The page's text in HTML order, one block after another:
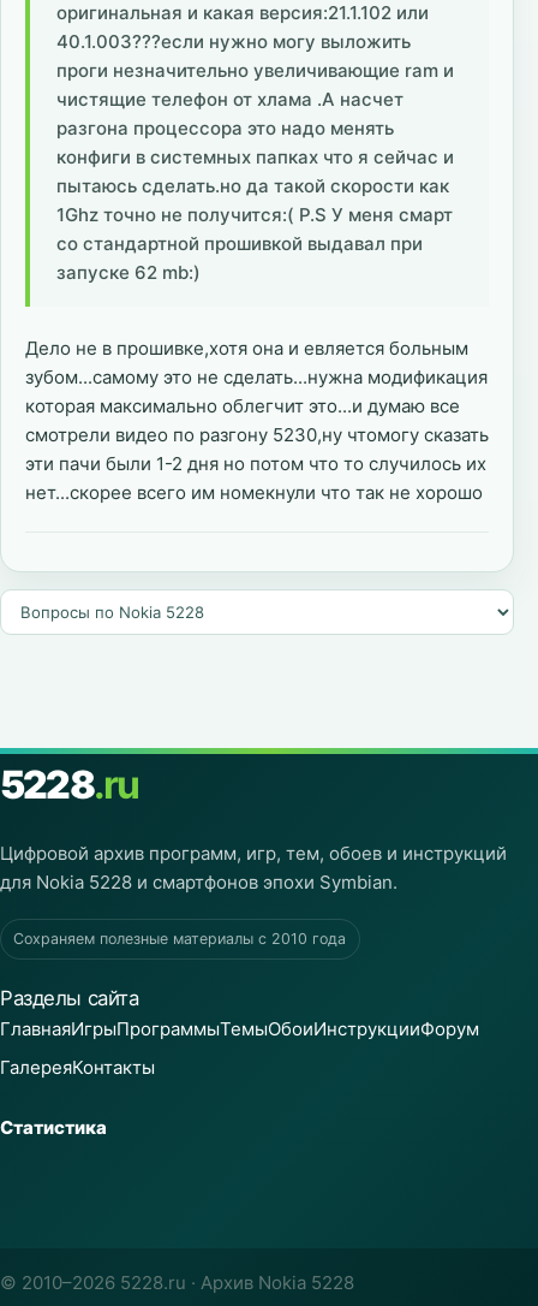
оригинальная и какая версия:21.1.102 или
40.1.003???если нужно могу выложить
проги незначительно увеличивающие ram и
чистящие телефон от хлама .А насчет
разгона процессора это надо менять
конфиги в системных папках что я сейчас и
пытаюсь сделать.но да такой скорости как
1Ghz точно не получится:( P.S У меня смарт
со стандартной прошивкой выдавал при
запуске 62 mb:)
Дело не в прошивке,хотя она и евляется больным
зубом...самому это не сделать...нужна модификация
которая максимально облегчит это...и думаю все
смотрели видео по разгону 5230,ну чтомогу сказать
эти пачи были 1-2 дня но потом что то случилось их
нет...скорее всего им номекнули что так не хорошо
5228.ru
Цифровой архив программ, игр, тем, обоев и инструкций
для Nokia 5228 и смартфонов эпохи Symbian.
Сохраняем полезные материалы с 2010 года
Разделы сайта
ГлавнаяИгрыПрограммыТемыОбоиИнструкцииФорум
ГалереяКонтакты
Статистика
© 2010–2026 5228.ru · Архив Nokia 5228